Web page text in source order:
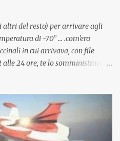
altri del resto) per arrivare agli
di -70° ... .com'era
in cui arrivava, con file
24 ore, te lo somministravano
era "spettacolare Ghiacciato, ma
Ambiente"! Riproponiamo